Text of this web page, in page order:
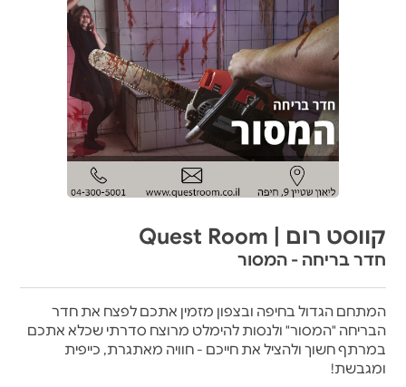
קווסט רום | Quest Room
חדר בריחה - המסור
המתחם הגדול בחיפה ובצפון מזמין אתכם לפצח את חדר
הבריחה "המסור" ולנסות להימלט מרוצח סדרתי שכלא אתכם
במרתף חשוך ולהציל את חייכם - חוויה מאתגרת, כייפית
ומגבשת!